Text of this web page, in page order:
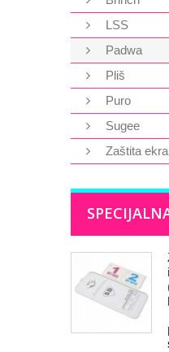
LSS
Padwa
Pliš
Puro
Sugee
Zaštita